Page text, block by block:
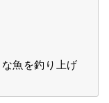
魚を釣り上げ